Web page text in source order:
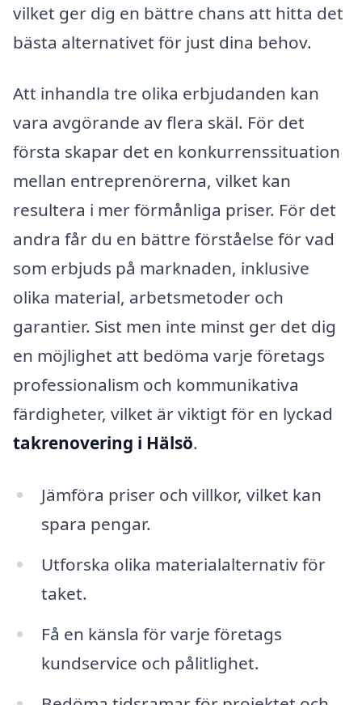
vilket ger dig en bättre chans att hitta det
bästa alternativet för just dina behov.
Att inhandla tre olika erbjudanden kan
vara avgörande av flera skäl. För det
första skapar det en konkurrenssituation
mellan entreprenörerna, vilket kan
resultera i mer förmånliga priser. För det
andra får du en bättre förståelse för vad
som erbjuds på marknaden, inklusive
olika material, arbetsmetoder och
garantier. Sist men inte minst ger det dig
en möjlighet att bedöma varje företags
professionalism och kommunikativa
färdigheter, vilket är viktigt för en lyckad
takrenovering i Hälsö.
Jämföra priser och villkor, vilket kan
spara pengar.
Utforska olika materialalternativ för
taket.
Få en känsla för varje företags
kundservice och pålitlighet.